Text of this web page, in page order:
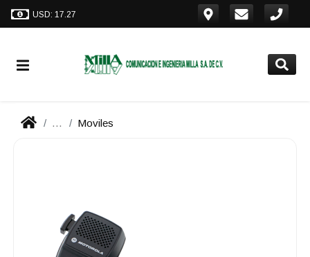
USD: 17.27
... Moviles